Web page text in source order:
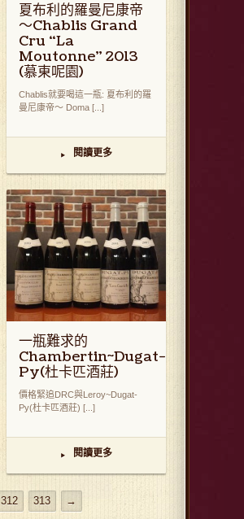
夏布利的羅曼尼康帝
～Chablis Grand
Cru “La
Moutonne" 2013
(慕東呢園)
Chablis就要喝這一瓶: 夏布利的羅
曼尼康帝～ Doma [...]
▸ 閱讀更多
一瓶難求的
Chambertin~Dugat-
Py(杜卡匹酒莊)
價格緊追DRC與Leroy~Dugat-
Py(杜卡匹酒莊) [...]
▸ 閱讀更多
312 313 →